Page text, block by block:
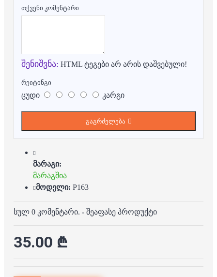
თქვენი კომენტარი
შენიშვნა: HTML ტეგები არ არის დაშვებული!
რეიტინგი
ცუდი კარგი
გაგრძელება
მარაგი:
მარაგშია
მოდელი: P163
სულ 0 კომენტარი. - შეაფასე პროდუქტი
35.00 ₾